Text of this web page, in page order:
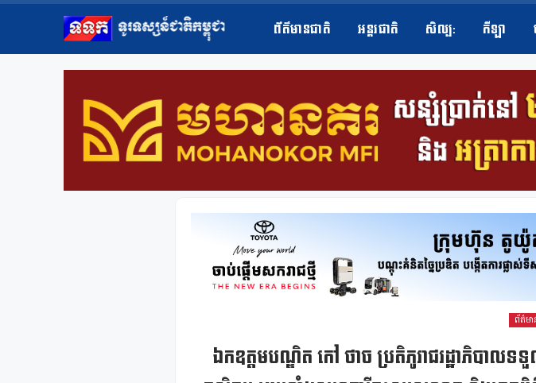
ព័ត៌មានជាតិ អន្តរជាតិ សិល្ប​: កីឡា
ព័ត៌មា
ឯកឧត្តមបណ្ឌិត កៅ ថាច ប្រតិភូរាជរដ្ឋាភិបាល